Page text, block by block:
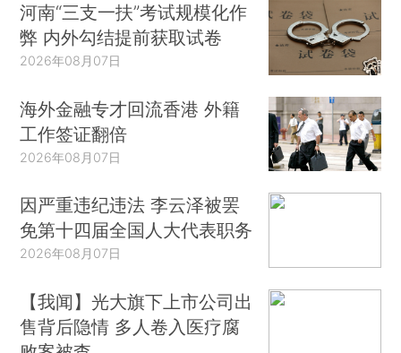
河南“三支一扶”考试规模化作
弊 内外勾结提前获取试卷
2026年08月07日
海外金融专才回流香港 外籍
工作签证翻倍
2026年08月07日
因严重违纪违法 李云泽被罢
免第十四届全国人大代表职务
2026年08月07日
【我闻】光大旗下上市公司出
售背后隐情 多人卷入医疗腐